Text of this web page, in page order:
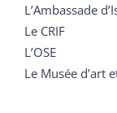
L’Ambassade
Le CRIF
L’OSE
Le Musée d’art